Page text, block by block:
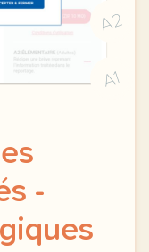
A2
A1
-